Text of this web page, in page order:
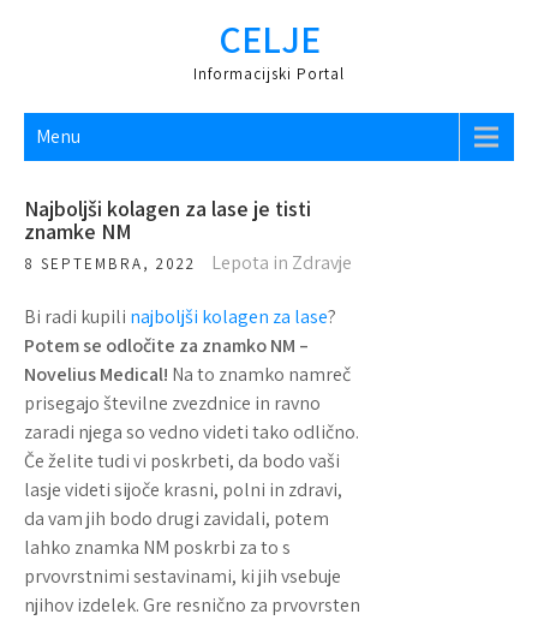
CELJE
Informacijski Portal
Menu
Najboljši kolagen za lase je tisti
znamke NM
8 SEPTEMBRA, 2022 Lepota in Zdravje
Bi radi kupili najboljši kolagen za lase?
Potem se odločite za znamko NM –
Novelius Medical! Na to znamko namreč
prisegajo številne zvezdnice in ravno
zaradi njega so vedno videti tako odlično.
Če želite tudi vi poskrbeti, da bodo vaši
lasje videti sijoče krasni, polni in zdravi,
da vam jih bodo drugi zavidali, potem
lahko znamka NM poskrbi za to s
prvovrstnimi sestavinami, ki jih vsebuje
njihov izdelek. Gre resnično za prvovrsten